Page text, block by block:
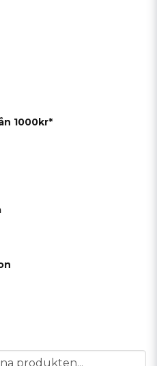
1000kr*
produkten...